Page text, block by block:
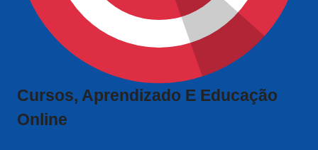
Cursos, Aprendizado E Educação
Online